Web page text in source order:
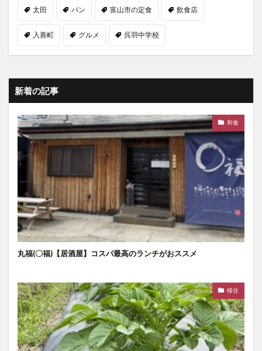
太田 パン 富山市の定食 飲食店
入善町 グルメ 呉羽中学校
新着の記事
和食
丸福(〇福)【居酒屋】コスパ最高のランチがおススメ
移住